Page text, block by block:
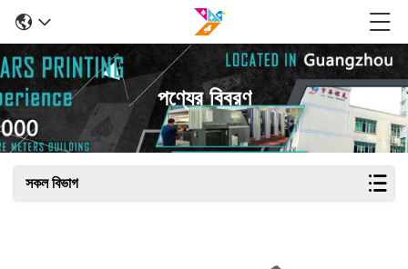
পণ্যের বিবরণ
সকল বিভাগ